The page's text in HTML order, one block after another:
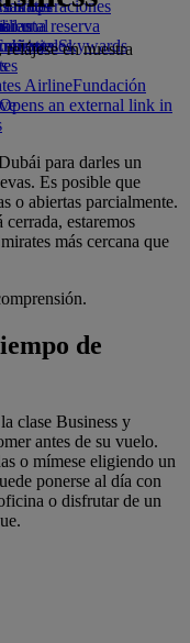
niños
operaciones
AirlineFundación
an external link in
Skywards
una reserva
viajesen nuestra
para darles un
Es posible que
o abiertas parcialmente.
estaremos
más cercana que
de
clase Business y
antes de su vuelo.
o mímese eligiendo un
ponerse al día con
o disfrutar de un